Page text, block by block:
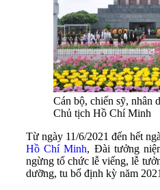
Cán bộ, chiến sỹ, nhân
Chủ tịch Hồ Chí Minh
Từ ngày 11/6/2021 đến hết
Hồ Chí Minh, Đài tưởng
ngừng tổ chức lễ viếng, lễ
dưỡng, tu bổ định kỳ năm